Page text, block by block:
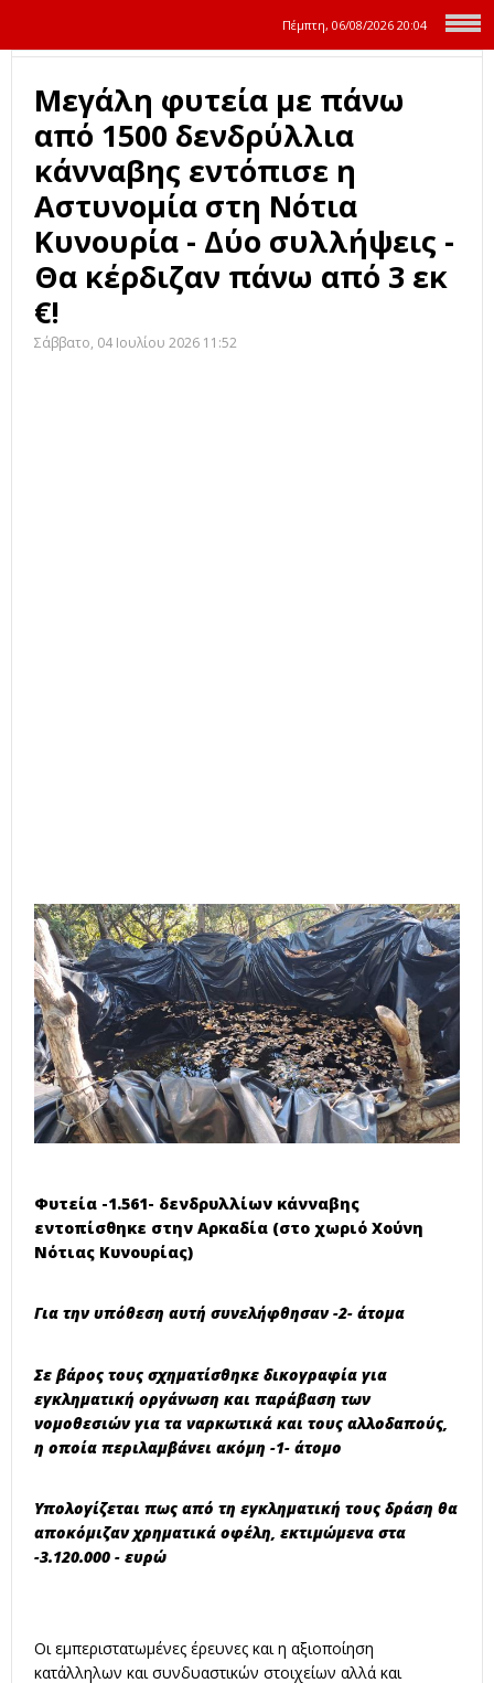
Πέμπτη, 06/08/2026 20:04
Μεγάλη φυτεία με πάνω
από 1500 δενδρύλλια
κάνναβης εντόπισε η
Αστυνομία στη Νότια
Κυνουρία - Δύο συλλήψεις -
Θα κέρδιζαν πάνω από 3 εκ
€!
Σάββατο, 04 Ιουλίου 2026 11:52
Φυτεία -1.561- δενδρυλλίων κάνναβης
εντοπίσθηκε στην Αρκαδία (στο χωριό Χούνη
Νότιας Κυνουρίας)
Για την υπόθεση αυτή συνελήφθησαν -2- άτομα
Σε βάρος τους σχηματίσθηκε δικογραφία για
εγκληματική οργάνωση και παράβαση των
νομοθεσιών για τα ναρκωτικά και τους αλλοδαπούς,
η οποία περιλαμβάνει ακόμη -1- άτομο
Υπολογίζεται πως από τη εγκληματική τους δράση θα
αποκόμιζαν χρηματικά οφέλη, εκτιμώμενα στα
-3.120.000 - ευρώ
Οι εμπεριστατωμένες έρευνες και η αξιοποίηση
κατάλληλων και συνδυαστικών στοιχείων αλλά και